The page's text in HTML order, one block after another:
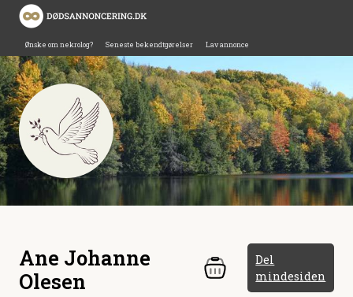
Ønske om nekrolog? Seneste bekendtgørelser Lav annonce
Ane Johanne
Olesen
Del
mindesiden